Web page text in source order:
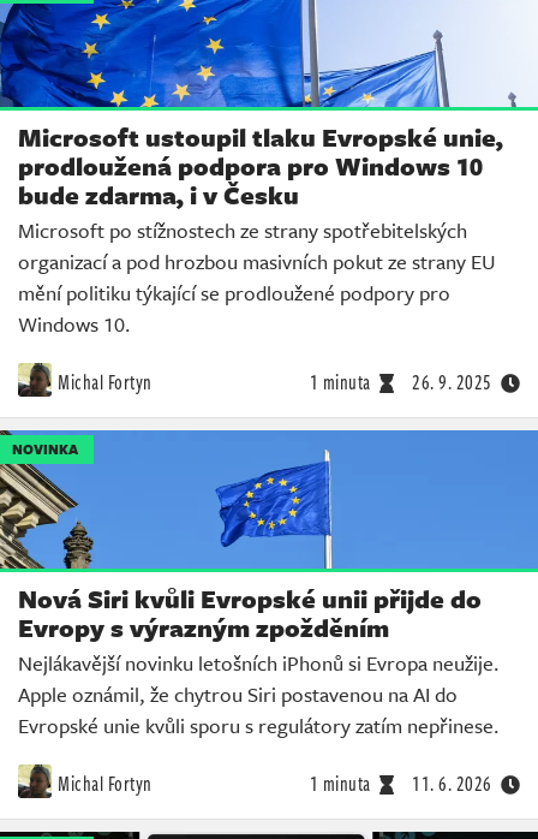
Microsoft ustoupil tlaku Evropské unie,
prodloužená podpora pro Windows 10
bude zdarma, i v Česku
Microsoft po stížnostech ze strany spotřebitelských
organizací a pod hrozbou masivních pokut ze strany EU
mění politiku týkající se prodloužené podpory pro
Windows 10.
Michal Fortyn 1 minuta 26. 9. 2025
NOVINKA
Nová Siri kvůli Evropské unii přijde do
Evropy s výrazným zpožděním
Nejlákavější novinku letošních iPhonů si Evropa neužije.
Apple oznámil, že chytrou Siri postavenou na AI do
Evropské unie kvůli sporu s regulátory zatím nepřinese.
Michal Fortyn 1 minuta 11. 6. 2026